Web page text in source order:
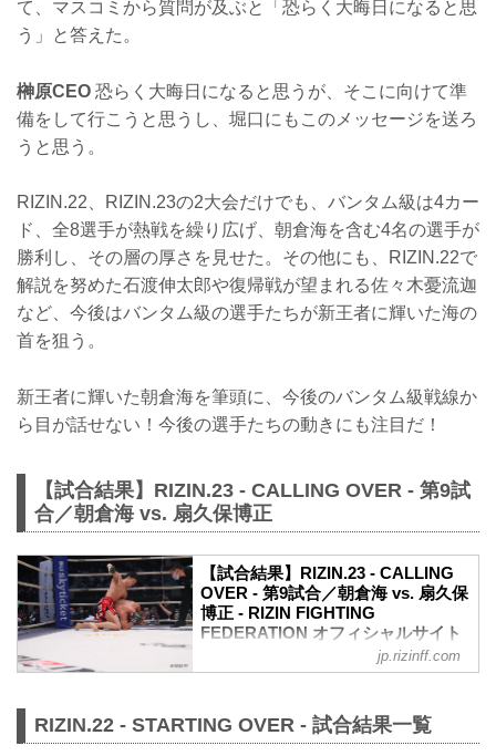
て、マスコミから質問が及ぶと「恐らく大晦日になると思
う」と答えた。
榊原CEO 恐らく大晦日になると思うが、そこに向けて準
備をして行こうと思うし、堀口にもこのメッセージを送ろ
うと思う。
RIZIN.22、RIZIN.23の2大会だけでも、バンタム級は4カー
ド、全8選手が熱戦を繰り広げ、朝倉海を含む4名の選手が
勝利し、その層の厚さを見せた。その他にも、RIZIN.22で
解説を努めた石渡伸太郎や復帰戦が望まれる佐々木憂流迦
など、今後はバンタム級の選手たちが新王者に輝いた海の
首を狙う。
新王者に輝いた朝倉海を筆頭に、今後のバンタム級戦線か
ら目が話せない！今後の選手たちの動きにも注目だ！
【試合結果】RIZIN.23 - CALLING OVER - 第9試
合／朝倉海 vs. 扇久保博正
【試合結果】RIZIN.23 - CALLING
OVER - 第9試合／朝倉海 vs. 扇久保
博正 - RIZIN FIGHTING
FEDERATION オフィシャルサイト
試合結果
（WIN）朝倉海vs.扇久保博正（LOSE）
jp.rizinff.com
RIZIN.22 - STARTING OVER - 試合結果一覧